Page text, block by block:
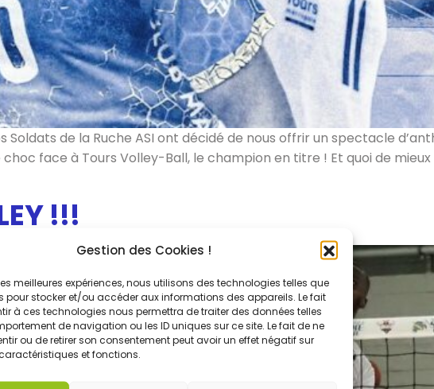
Gestion des Cookies !
meilleures expériences, nous utilisons des technologies telles que
pour stocker et/ou accéder aux informations des appareils. Le fait
à ces technologies nous permettra de traiter des données telles
de navigation ou les ID uniques sur ce site. Le fait de ne
ou de retirer son consentement peut avoir un effet négatif sur
et fonctions.
de la Ruche ASI ont décidé de nous offrir un spectacle
face à Tours Volley-Ball, le champion en titre ! Et quoi de mieux
!!!